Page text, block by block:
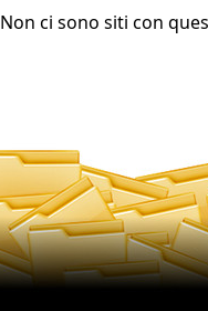
Non ci sono siti con